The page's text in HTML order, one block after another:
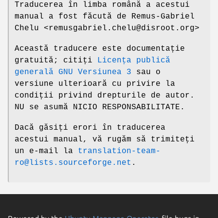
Traducerea în limba română a acestui
manual a fost făcută de Remus-Gabriel
Chelu <remusgabriel.chelu@disroot.org>
Această traducere este documentație
gratuită; citiți Licența publică
generală GNU Versiunea 3 sau o
versiune ulterioară cu privire la
condiții privind drepturile de autor.
NU se asumă NICIO RESPONSABILITATE.
Dacă găsiți erori în traducerea
acestui manual, vă rugăm să trimiteți
un e-mail la translation-team-
ro@lists.sourceforge.net .